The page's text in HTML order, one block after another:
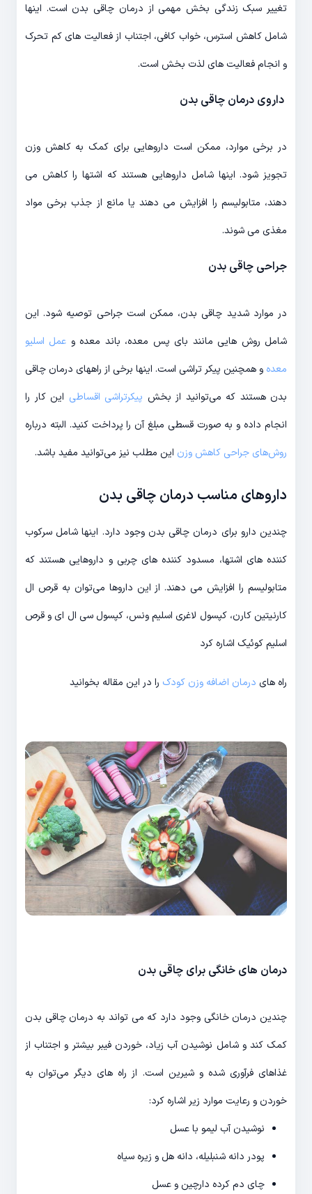
تغییر سبک زندگی بخش مهمی از درمان چاقی بدن است. اینها
شامل کاهش استرس، خواب کافی، اجتناب از فعالیت های کم تحرک
و انجام فعالیت های لذت بخش است.
داروی درمان چاقی بدن
در برخی موارد، ممکن است داروهایی برای کمک به کاهش وزن
تجویز شود. اینها شامل داروهایی هستند که اشتها را کاهش می
دهند، متابولیسم را افزایش می دهند یا مانع از جذب برخی مواد
مغذی می شوند.
جراحی چاقی بدن
در موارد شدید چاقی بدن، ممکن است جراحی توصیه شود. این
شامل روش هایی مانند بای پس معده، باند معده و عمل اسلیو
معده و همچنین پیکر تراشی است. اینها برخی از راههای درمان چاقی
بدن هستند که می‌توانید از بخش پیکرتراشی اقساطی این کار را
انجام داده و به صورت قسطی مبلغ آن را پرداخت کنید. البته درباره
روش‌­های جراحی­ کاهش وزن این مطلب نیز می‌توانید مفید باشد.
داروهای مناسب درمان چاقی بدن
چندین دارو برای درمان چاقی بدن وجود دارد. اینها شامل سرکوب
کننده های اشتها، مسدود کننده های چربی و داروهایی هستند که
متابولیسم را افزایش می دهند. از این داروها می‌توان به قرص ال
کارنیتین کارن، کپسول لاغری اسلیم ونس، کپسول سی ال ای و قرص
اسلیم کوئیک اشاره کرد
راه های درمان اضافه وزن کودک را در این مقاله بخوانید
درمان های خانگی برای چاقی بدن
چندین درمان خانگی وجود دارد که می تواند به درمان چاقی بدن
کمک کند و شامل نوشیدن آب زیاد، خوردن فیبر بیشتر و اجتناب از
غذاهای فرآوری شده و شیرین است. از راه های دیگر می‌توان به
خوردن و رعایت موارد زیر اشاره کرد:
نوشیدن آب لیمو با عسل
پودر دانه شنبلیله، دانه هل و زیره سیاه
چای دم کرده دارچین و عسل